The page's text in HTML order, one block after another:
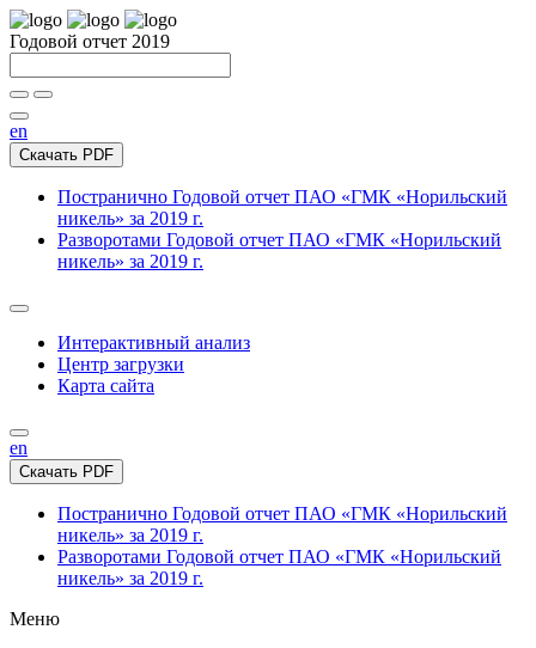
Годовой отчет 2019
en
Скачать PDF
Постранично Годовой отчет ПАО «ГМК «Норильский
никель» за 2019 г.
Разворотами Годовой отчет ПАО «ГМК «Норильский
никель» за 2019 г.
Интерактивный анализ
Центр загрузки
Карта сайта
en
Скачать PDF
Постранично Годовой отчет ПАО «ГМК «Норильский
никель» за 2019 г.
Разворотами Годовой отчет ПАО «ГМК «Норильский
никель» за 2019 г.
Меню